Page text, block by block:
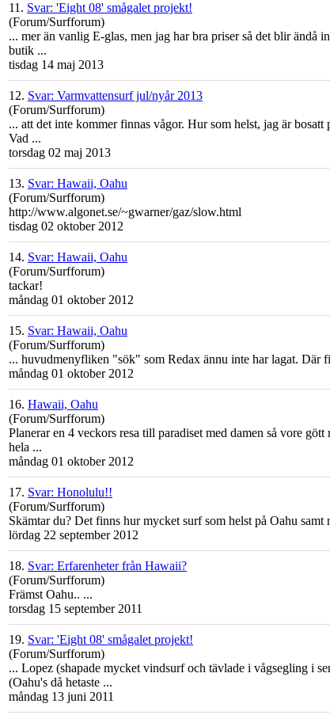
11. Svar: 'Eight 08' smågalet projekt!
(Forum/Surfforum)
... mer än vanlig E-glas, men jag har bra priser så det blir ändå
butik ...
tisdag 14 maj 2013
12. Svar: Varmvattensurf jul/nyår 2013
(Forum/Surfforum)
... att det inte kommer finnas vågor. Hur som helst, jag är bosatt
Vad ...
torsdag 02 maj 2013
13. Svar: Hawaii, Oahu
(Forum/Surfforum)
http://www.algonet.se/~gwarner/gaz/slow.html
tisdag 02 oktober 2012
14. Svar: Hawaii, Oahu
(Forum/Surfforum)
tackar!
måndag 01 oktober 2012
15. Svar: Hawaii, Oahu
(Forum/Surfforum)
... huvudmenyfliken "sök" som Redax ännu inte har lagat. Där
måndag 01 oktober 2012
16. Hawaii, Oahu
(Forum/Surfforum)
Planerar en 4 veckors resa till paradiset med damen så vore
hela ...
måndag 01 oktober 2012
17. Svar: Honolulu!!
(Forum/Surfforum)
Skämtar du? Det finns hur mycket surf som helst på Oahu samt
lördag 22 september 2012
18. Svar: Erfarenheter från Hawaii?
(Forum/Surfforum)
FrämstOahu.. ...
torsdag 15 september 2011
19. Svar: 'Eight 08' smågalet projekt!
(Forum/Surfforum)
... Lopez (shapade mycket vindsurf och tävlade i vågsegling i
(Oahu's då hetaste ...
måndag 13 juni 2011